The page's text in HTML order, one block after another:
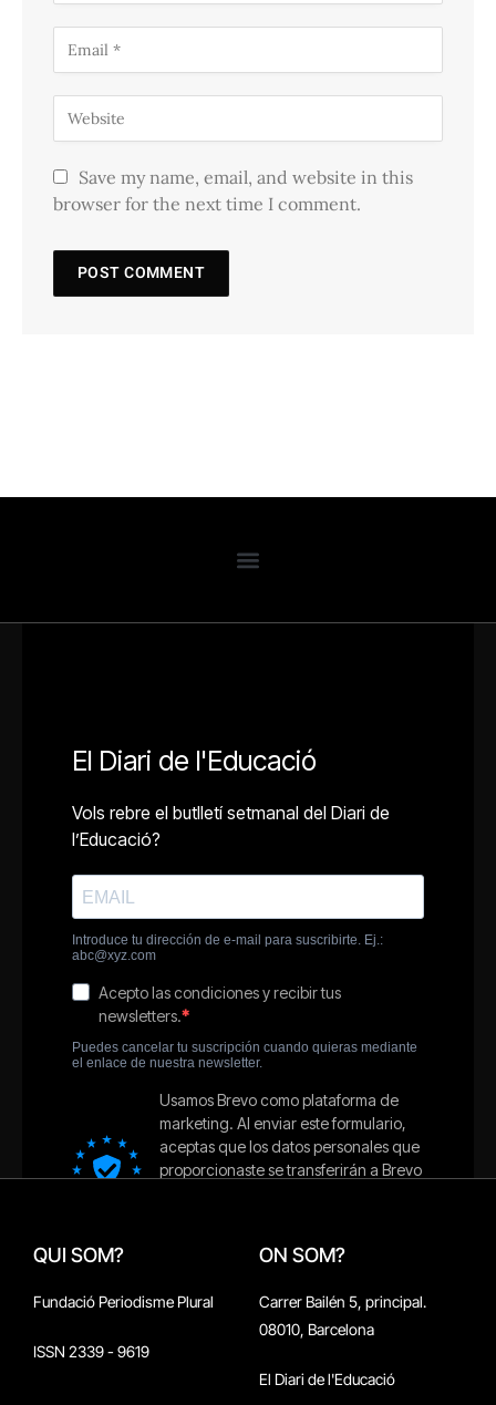
Save my name, email, and website in this
browser for the next time I comment.
QUI SOM?
Fundació Periodisme Plural
ISSN 2339 - 9619
ON SOM?
Carrer Bailén 5, principal.
08010, Barcelona
El Diari de l'Educació